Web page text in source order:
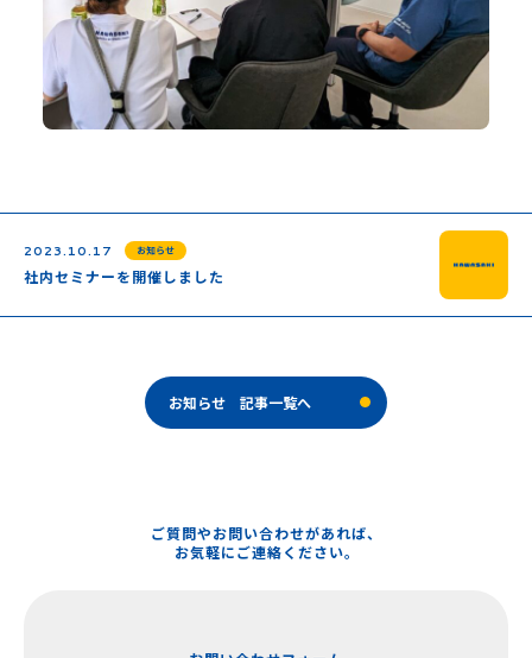
私たちについて
こどもの足の相談室
各種保険制度
R AFO
装具のデザイン
2023.10.17 お知らせ
社内セミナーを開催しました
お知らせ 記事一覧へ
ご質問やお問い合わせがあれば、
お気軽にご連絡ください。